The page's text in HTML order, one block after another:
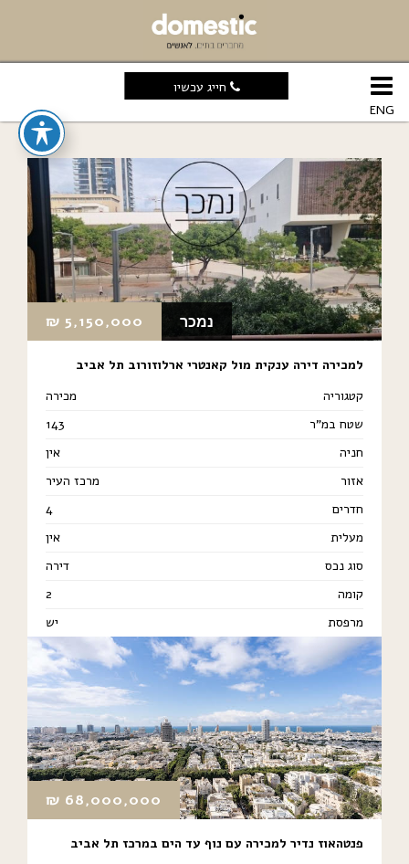
ENG
5,150,000
₪ נמכר
למכירה דירה ענקית מול קאנטרי ארלוזורוב תל אביב
קטגוריה
מכירה
שטח במ"ר
143
חניה
אין
אזור
מרכז העיר
חדרים
4
מעלית
אין
סוג נכס
דירה
קומה
2
מרפסת
יש
68,000,000
₪
פנטהאוז נדיר למכירה עם נוף עד הים במרכז תל אביב